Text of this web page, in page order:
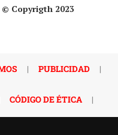
Copyrigth 2023
| PUBLICIDAD |
CÓDIGO DE ÉTICA |